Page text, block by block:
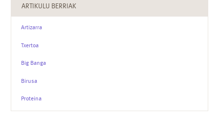
ARTIKULU BERRIAK
Artizarra
Txertoa
Big Banga
Birusa
Proteina